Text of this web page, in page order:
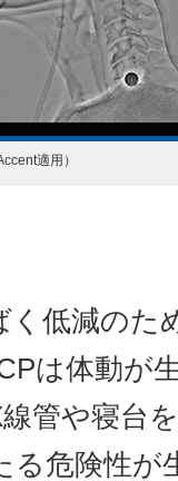
適用）
く低減のた
は体動が
管や寝台
る危険性が